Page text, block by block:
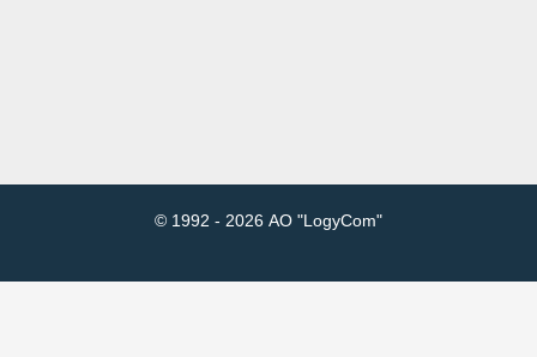
© 1992 - 2026 АО "LogyCom"